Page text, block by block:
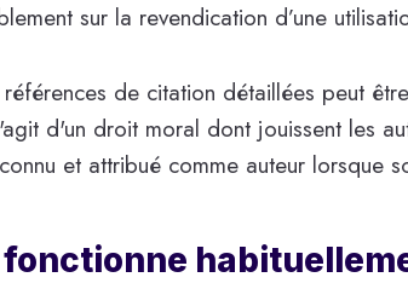
sur la revendication d’une
de citation détaillées peut
d'un droit moral dont jouissent les
et attribué comme auteur lorsque